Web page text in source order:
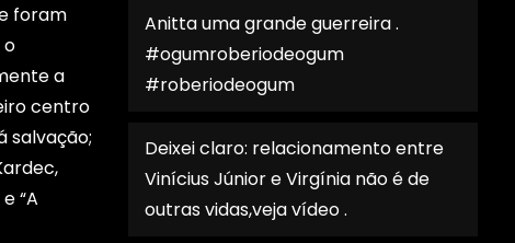
foram
o
a
centro
salvação;
“A
Anitta uma grande guerreira .
#ogumroberiodeogum
#roberiodeogum
Deixei claro: relacionamento entre
Vinícius Júnior e Virgínia não é de
outras vidas,veja vídeo .